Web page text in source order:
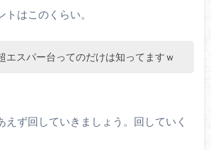
はこのくらい。
エスパー台ってのだけは知ってますｗ
えず回していきましょう。回していく